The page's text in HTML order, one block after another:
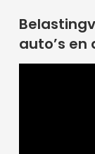
auto’s